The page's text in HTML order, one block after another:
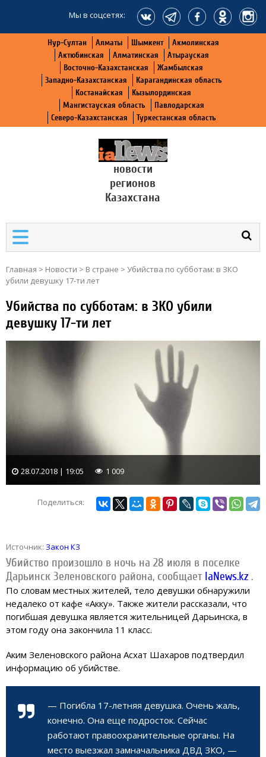
Мы в соцсетях:
Нур-Султан Алматы Шымкент
Акмолинская
Актюбинская
Алматинская
Атырауская
Восточно-Казахстанская
Жамбылская
Западно-Казахстанская
Карагандинская область
Костанайская
Кызылординская
Мангистауская область
Павлодарская
Северо-Казахстанская
Туркестанская область
новости
регионов
Казахстана
Главная > Новости > В стране > Убийства по субботам: в ЗКО
убили девушку 17-ти лет
Убийства по субботам: в ЗКО убили
девушку 17-ти лет
28.07.2018 | 19:05 1 009
Поделиться:
Источник: Закон КЗ
Убийство произошло в ночь на 28 июля в поселке
Дарьинск Зеленовского района, сообщает IaNews.kz .
По словам местных жителей, тело девушки обнаружили
недалеко от кафе «Акку». Также жители рассказали, что
погибшая девушка является жительницей Дарьинска, в
этом году она закончила 11 класс.
Аким Зеленовского района Асхат Шахаров подтвердил
информацию об убийстве.
— Погибла 17-летняя девушка. Очень жаль,
конечно. Она еще подросток. Сейчас
работают правоохранительные органы. На
место выезжал замначальника ДВД ЗКО, —